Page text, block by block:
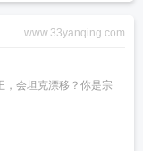
www.33yanqing.com
，会坦克漂移？你是宗